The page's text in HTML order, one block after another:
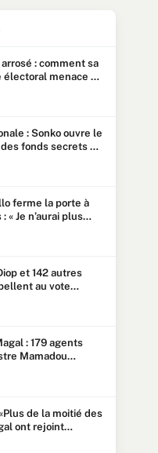
arrosé : comment sa
menace sa
: Sonko ouvre le
fonds secrets et
ferme la porte à
« Je n’aurai plus
»
et 142 autres
au vote
: 179 agents
Mamadou
des explications
de la moitié des
ont rejoint